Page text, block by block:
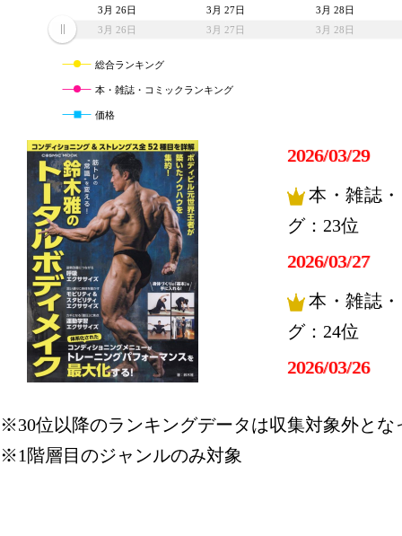
3月 26日 3月 27日 3月 28日
3月 26日 3月 27日 3月 28日
総合ランキング
本・雑誌・コミックランキング
価格
2026/03/29
本・雑誌
グ：23位
2026/03/27
本・雑誌
グ：24位
2026/03/26
グ：20位
※30位以降のランキングデータは収集対象外とな
※1階層目のジャンルのみ対象